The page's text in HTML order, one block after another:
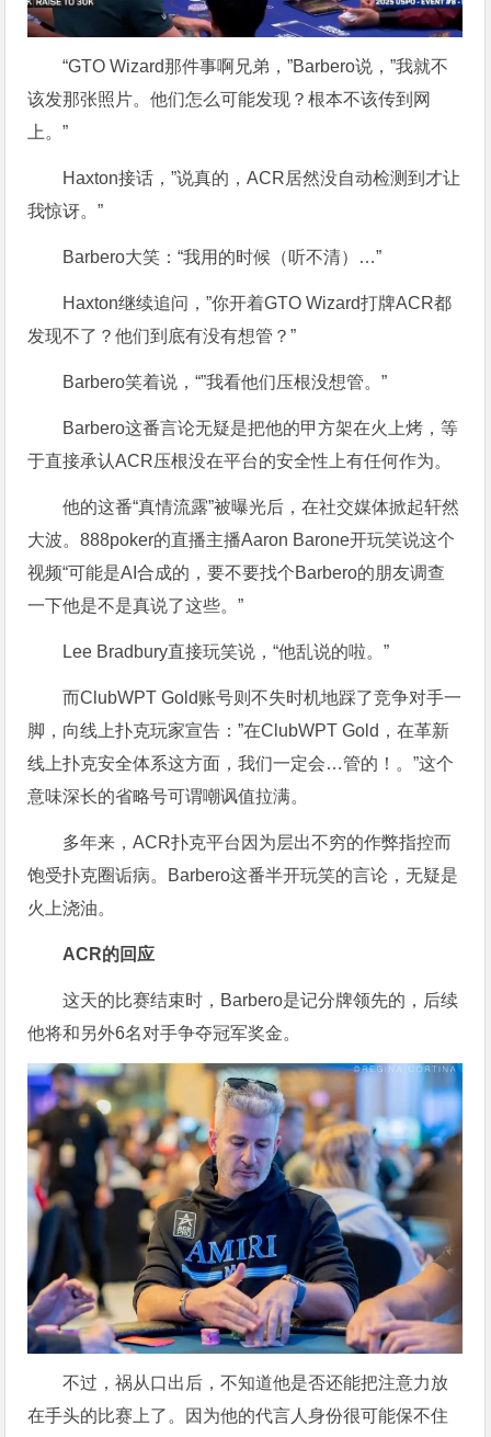
“GTO Wizard那件事啊兄弟，”Barbero说，”我就不
该发那张照片。他们怎么可能发现？根本不该传到网
上。”
Haxton接话，”说真的，ACR居然没自动检测到才让
我惊讶。”
Barbero大笑：“我用的时候（听不清）…”
Haxton继续追问，”你开着GTO Wizard打牌ACR都
发现不了？他们到底有没有想管？”
Barbero笑着说，“”我看他们压根没想管。”
Barbero这番言论无疑是把他的甲方架在火上烤，等
于直接承认ACR压根没在平台的安全性上有任何作为。
他的这番“真情流露”被曝光后，在社交媒体掀起轩然
大波。888poker的直播主播Aaron Barone开玩笑说这个
视频“可能是AI合成的，要不要找个Barbero的朋友调查
一下他是不是真说了这些。”
Lee Bradbury直接玩笑说，“他乱说的啦。”
而ClubWPT Gold账号则不失时机地踩了竞争对手一
脚，向线上扑克玩家宣告：”在ClubWPT Gold，在革新
线上扑克安全体系这方面，我们一定会…管的！。”这个
意味深长的省略号可谓嘲讽值拉满。
多年来，ACR扑克平台因为层出不穷的作弊指控而
饱受扑克圈诟病。Barbero这番半开玩笑的言论，无疑是
火上浇油。
ACR的回应
这天的比赛结束时，Barbero是记分牌领先的，后续
他将和另外6名对手争夺冠军奖金。
不过，祸从口出后，不知道他是否还能把注意力放
在手头的比赛上了。因为他的代言人身份很可能保不住